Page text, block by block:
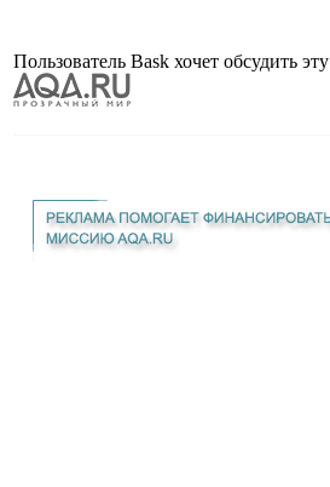
Пользователь Bask хочет обсудить эту